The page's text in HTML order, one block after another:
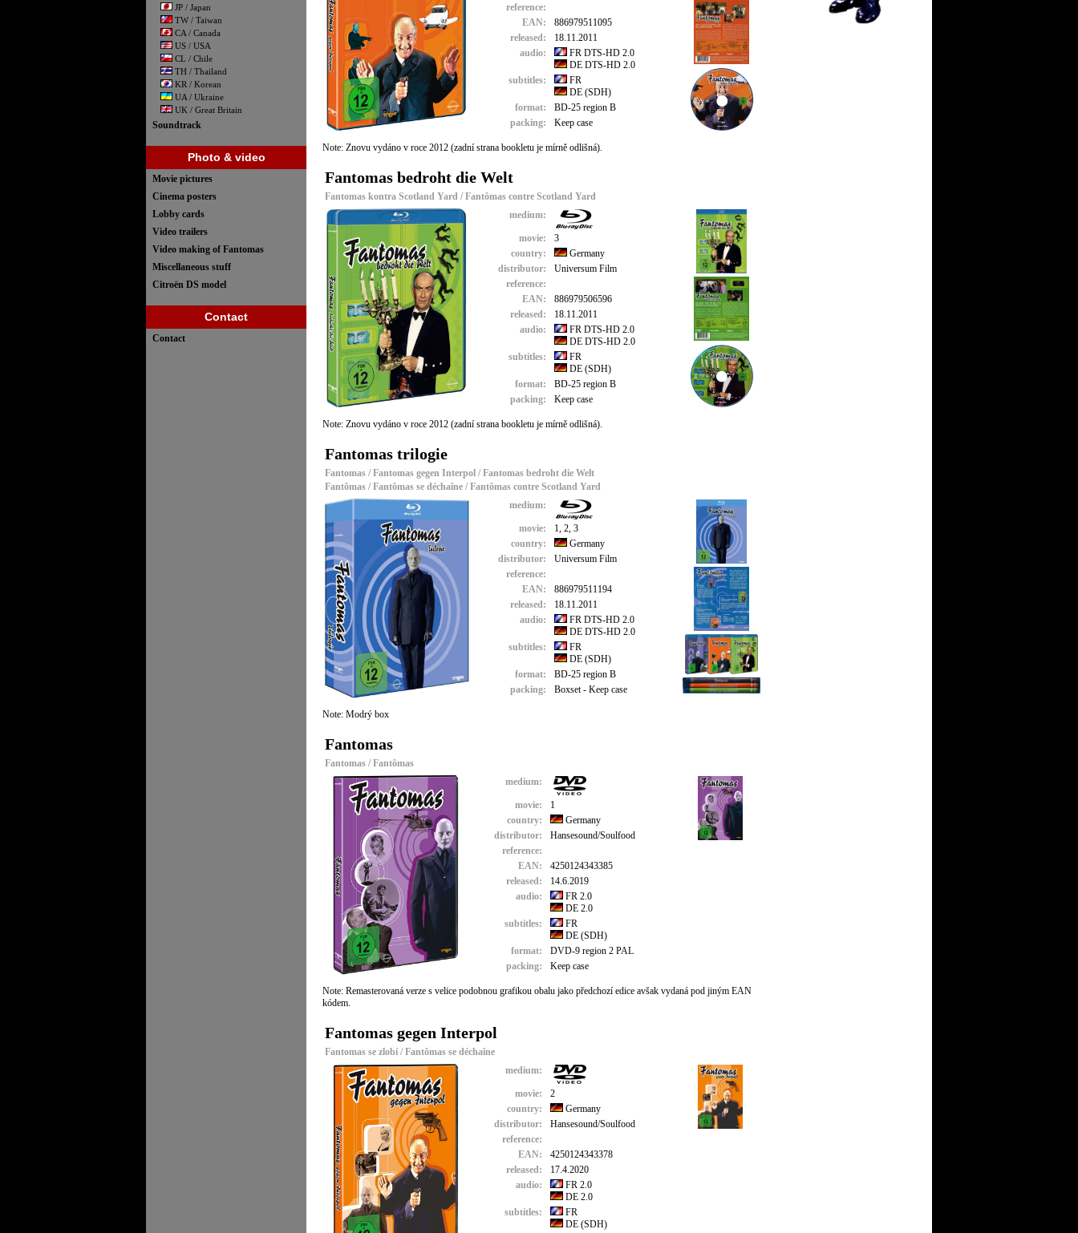
JP / Japan
TW / Taiwan
CA / Canada
US / USA
CL / Chile
TH / Thailand
KR / Korean
UA / Ukraine
UK / Great Britain
Soundtrack
Photo & video
Movie pictures
Cinema posters
Lobby cards
Video trailers
Video making of Fantomas
Miscellaneous stuff
Citroën DS model
Contact
Contact
reference:
EAN:
886979511095
released:
18.11.2011
audio:
FR DTS-HD 2.0
DE DTS-HD 2.0
subtitles:
FR
DE (SDH)
format:
BD-25 region B
packing:
Keep case
Note: Znovu vydáno v roce 2012 (zadní strana bookletu je mírně odlišná).
Fantomas bedroht die Welt
Fantomas kontra Scotland Yard / Fantômas contre Scotland Yard
medium:
movie:
3
country:
Germany
distributor:
Universum Film
reference:
EAN:
886979506596
released:
18.11.2011
audio:
FR DTS-HD 2.0
DE DTS-HD 2.0
subtitles:
FR
DE (SDH)
format:
BD-25 region B
packing:
Keep case
Note: Znovu vydáno v roce 2012 (zadní strana bookletu je mírně odlišná).
Fantomas trilogie
Fantomas / Fantomas gegen Interpol / Fantomas bedroht die Welt
Fantômas / Fantômas se déchaîne / Fantômas contre Scotland Yard
medium:
movie:
1, 2, 3
country:
Germany
distributor:
Universum Film
reference:
EAN:
886979511194
released:
18.11.2011
audio:
FR DTS-HD 2.0
DE DTS-HD 2.0
subtitles:
FR
DE (SDH)
format:
BD-25 region B
packing:
Boxset - Keep case
Note: Modrý box
Fantomas
Fantomas / Fantômas
medium:
movie:
1
country:
Germany
distributor:
Hansesound/Soulfood
reference:
EAN:
4250124343385
released:
14.6.2019
audio:
FR 2.0
DE 2.0
subtitles:
FR
DE (SDH)
format:
DVD-9 region 2 PAL
packing:
Keep case
Note: Remasterovaná verze s velice podobnou grafikou obalu jako předchozí edice avšak vydaná pod jiným EAN
kódem.
Fantomas gegen Interpol
Fantomas se zlobí / Fantômas se déchaîne
medium:
movie:
2
country:
Germany
distributor:
Hansesound/Soulfood
reference:
EAN:
4250124343378
released:
17.4.2020
audio:
FR 2.0
DE 2.0
subtitles:
FR
DE (SDH)